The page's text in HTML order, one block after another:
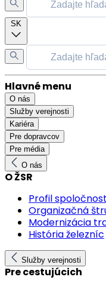
SK
Hlavné menu
O nás
Služby verejnosti
Kariéra
Pre dopravcov
Pre média
O nás
O ŽSR
Profil
Organizačná
Modernizácia
História železníc
Služby verejnosti
Pre cestujúcich